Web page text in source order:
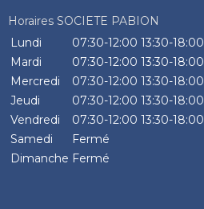
Horaires SOCIETE PABION
Lundi
07:30-12:00 13:30-18:00
Mardi
07:30-12:00 13:30-18:00
Mercredi
07:30-12:00 13:30-18:00
Jeudi
07:30-12:00 13:30-18:00
Vendredi
07:30-12:00 13:30-18:00
Samedi
Fermé
Dimanche Fermé